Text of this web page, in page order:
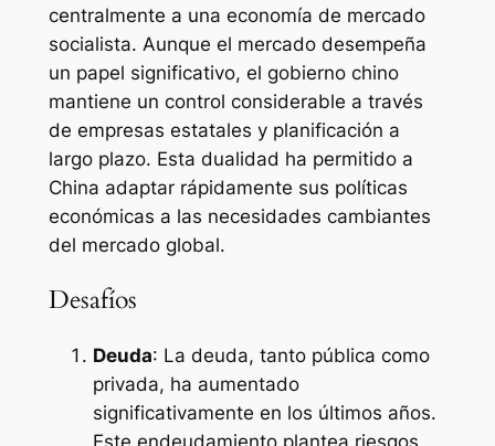
centralmente a una economía de mercado
socialista. Aunque el mercado desempeña
un papel significativo, el gobierno chino
mantiene un control considerable a través
de empresas estatales y planificación a
largo plazo. Esta dualidad ha permitido a
China adaptar rápidamente sus políticas
económicas a las necesidades cambiantes
del mercado global.
Desafíos
Deuda: La deuda, tanto pública como
privada, ha aumentado
significativamente en los últimos años.
Este endeudamiento plantea riesgos